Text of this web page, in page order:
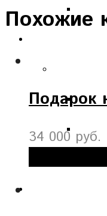
Похожие
Подарок
34 000 руб.